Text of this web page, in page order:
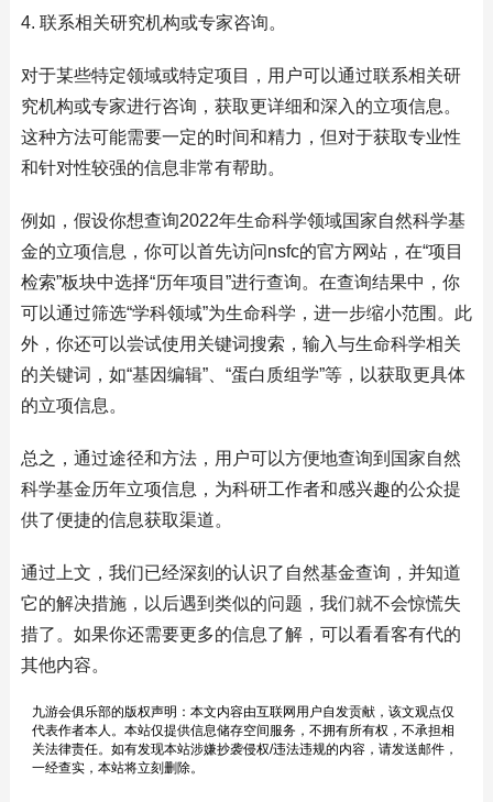
4. 联系相关研究机构或专家咨询。
对于某些特定领域或特定项目，用户可以通过联系相关研
究机构或专家进行咨询，获取更详细和深入的立项信息。
这种方法可能需要一定的时间和精力，但对于获取专业性
和针对性较强的信息非常有帮助。
例如，假设你想查询2022年生命科学领域国家自然科学基
金的立项信息，你可以首先访问nsfc的官方网站，在“项目
检索”板块中选择“历年项目”进行查询。在查询结果中，你
可以通过筛选“学科领域”为生命科学，进一步缩小范围。此
外，你还可以尝试使用关键词搜索，输入与生命科学相关
的关键词，如“基因编辑”、“蛋白质组学”等，以获取更具体
的立项信息。
总之，通过途径和方法，用户可以方便地查询到国家自然
科学基金历年立项信息，为科研工作者和感兴趣的公众提
供了便捷的信息获取渠道。
通过上文，我们已经深刻的认识了自然基金查询，并知道
它的解决措施，以后遇到类似的问题，我们就不会惊慌失
措了。如果你还需要更多的信息了解，可以看看客有代的
其他内容。
九游会俱乐部的版权声明：本文内容由互联网用户自发贡献，该文观点仅
代表作者本人。本站仅提供信息储存空间服务，不拥有所有权，不承担相
关法律责任。如有发现本站涉嫌抄袭侵权/违法违规的内容，请发送邮件，
一经查实，本站将立刻删除。